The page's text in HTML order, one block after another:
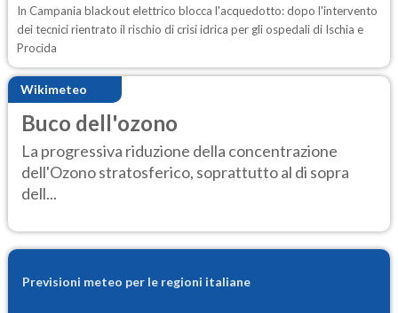
In Campania blackout elettrico blocca l'acquedotto: dopo l'intervento
dei tecnici rientrato il rischio di crisi idrica per gli ospedali di Ischia e
Procida
Wikimeteo
Buco dell'ozono
La progressiva riduzione della concentrazione
dell'Ozono stratosferico, soprattutto al di sopra
dell...
Previsioni meteo per le regioni italiane